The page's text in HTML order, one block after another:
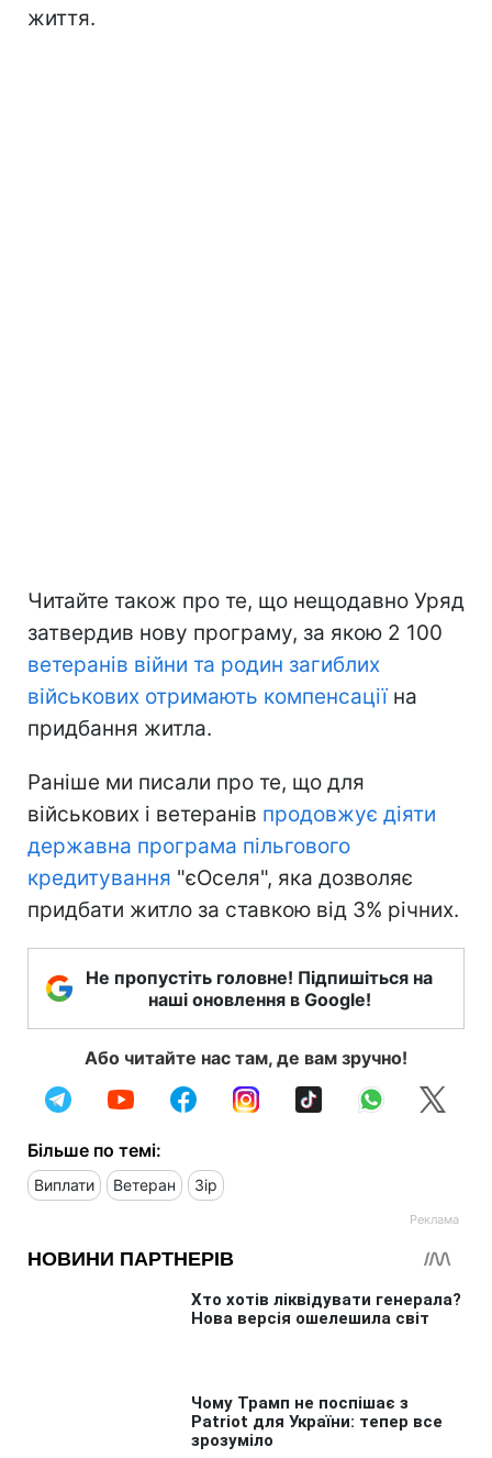
життя.
Читайте також про те, що нещодавно Уряд
затвердив нову програму, за якою 2 100
ветеранів війни та родин загиблих
військових отримають компенсаціїна
придбання житла.
Раніше ми писали про те, що для
військових і ветеранів продовжує діяти
державна програма пільгового
кредитування "єОселя", яка дозволяє
придбати житло за ставкою від 3% річних.
Не пропустіть головне! Підпишіться на
наші оновлення в Google!
Або читайте нас там, де вам зручно!
Більше по темі:
Виплати Ветеран Зір